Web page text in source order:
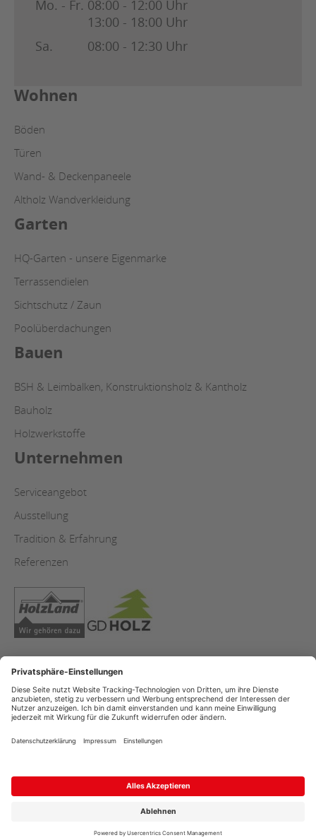
Mo. - Fr. 08:00 - 12:00 Uhr
13:00 - 18:00 Uhr
Sa.
08:00 - 12:30 Uhr
Wohnen
Böden
Türen
Wand- & Deckenpaneele
Altholz Wandverkleidung
Garten
HQ-Garten - unsere Eigenmarke
Terrassendielen
Sichtschutz / Zaun
Poolüberdachungen
Bauen
BSH & Leimbalken, Konstruktionsholz & Kantholz
Bauholz
Holzwerkstoffe
Unternehmen
Serviceangebot
Ausstellung
Tradition & Erfahrung
Referenzen
AGB
Datenschutz
Copyright